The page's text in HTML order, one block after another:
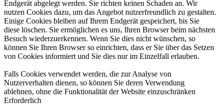
Endgerät abgelegt werden. Sie richten keinen Schaden an. Wir
nutzen Cookies dazu, um das Angebot nutzerfreundlich zu gestalten.
Einige Cookies bleiben auf Ihrem Endgerät gespeichert, bis Sie
diese löschen. Sie ermöglichen es uns, Ihren Browser beim nächsten
Besuch wiederzuerkennen. Wenn Sie dies nicht wünschen, so
können Sie Ihren Browser so einrichten, dass er Sie über das Setzen
von Cookies informiert und Sie dies nur im Einzelfall erlauben.
Falls Cookies verwendet werden, die zur Analyse von
Nutzerverhalten dienen, so können Sie deren Verwendung
ablehnen, ohne die Funktionalität der Website einzuschränken
Erforderlich